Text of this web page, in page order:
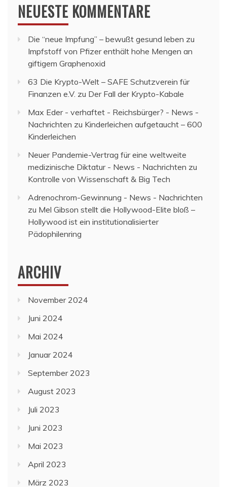
NEUESTE KOMMENTARE
Die “neue Impfung” – bewußt gesund leben zu
Impfstoff von Pfizer enthält hohe Mengen an
giftigem Graphenoxid
63 Die Krypto-Welt – SAFE Schutzverein für
Finanzen e.V. zu Der Fall der Krypto-Kabale
Max Eder - verhaftet - Reichsbürger? - News -
Nachrichten zu Kinderleichen aufgetaucht – 600
Kinderleichen
Neuer Pandemie-Vertrag für eine weltweite
medizinische Diktatur - News - Nachrichten zu
Kontrolle von Wissenschaft & Big Tech
Adrenochrom-Gewinnung - News - Nachrichten
zu Mel Gibson stellt die Hollywood-Elite bloß –
Hollywood ist ein institutionalisierter
Pädophilenring
ARCHIV
November 2024
Juni 2024
Mai 2024
Januar 2024
September 2023
August 2023
Juli 2023
Juni 2023
Mai 2023
April 2023
März 2023